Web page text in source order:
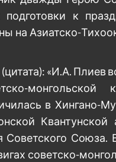
к
на Азиатско-
«И.А. Плиев
монгольской
в Хингано-
Советского
советско-